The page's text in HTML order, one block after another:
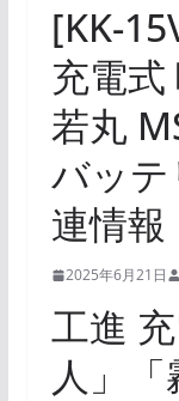
[KK-
充電式
若丸
バッテ
連情報
2025年6月21日
工進
人」